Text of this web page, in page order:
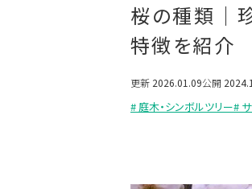
桜の種類｜
特徴を紹介
更新 2026.01.09公開
# 庭木・シンボルツリー#